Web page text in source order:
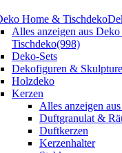
Alles anzeigen aus
Tischdeko(998)
Deko-Sets
Dekofiguren &
Holzdeko
Kerzen
Alles anzeigen
Duftgranulat &
Duftkerzen
Kerzenhalter